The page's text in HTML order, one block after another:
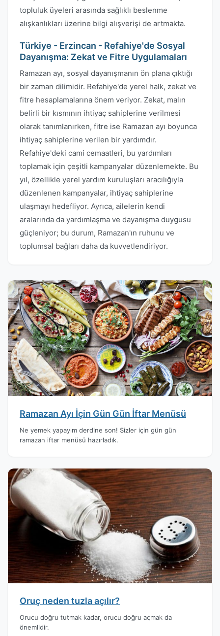
topluluk üyeleri arasında sağlıklı beslenme
alışkanlıkları üzerine bilgi alışverişi de artmakta.
Türkiye - Erzincan - Refahiye'de Sosyal
Dayanışma: Zekat ve Fitre Uygulamaları
Ramazan ayı, sosyal dayanışmanın ön plana çıktığı
bir zaman dilimidir. Refahiye'de yerel halk, zekat ve
fitre hesaplamalarına önem veriyor. Zekat, malın
belirli bir kısmının ihtiyaç sahiplerine verilmesi
olarak tanımlanırken, fitre ise Ramazan ayı boyunca
ihtiyaç sahiplerine verilen bir yardımdır.
Refahiye'deki cami cemaatleri, bu yardımları
toplamak için çeşitli kampanyalar düzenlemekte. Bu
yıl, özellikle yerel yardım kuruluşları aracılığıyla
düzenlenen kampanyalar, ihtiyaç sahiplerine
ulaşmayı hedefliyor. Ayrıca, ailelerin kendi
aralarında da yardımlaşma ve dayanışma duygusu
güçleniyor; bu durum, Ramazan'ın ruhunu ve
toplumsal bağları daha da kuvvetlendiriyor.
Ramazan Ayı İçin Gün Gün İftar Menüsü
Ne yemek yapayım derdine son! Sizler için gün gün
ramazan iftar menüsü hazırladık.
Oruç neden tuzla açılır?
Orucu doğru tutmak kadar, orucu doğru açmak da
önemlidir.